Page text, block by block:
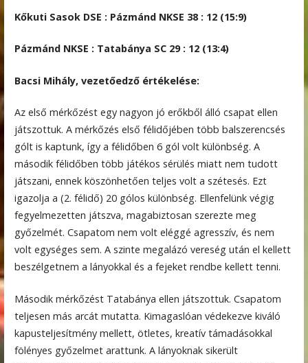
Kőkuti Sasok DSE : Pázmánd NKSE 38 : 12 (15:9)
Pázmánd NKSE : Tatabánya SC 29 : 12 (13:4)
Bacsi Mihály, vezetőedző értékelése:
Az első mérkőzést egy nagyon jó erőkből álló csapat ellen
játszottuk. A mérkőzés első félidőjében több balszerencsés
gólt is kaptunk, így a félidőben 6 gól volt különbség. A
második félidőben több játékos sérülés miatt nem tudott
játszani, ennek köszönhetően teljes volt a szétesés. Ezt
igazolja a (2. félidő) 20 gólos különbség. Ellenfelünk végig
fegyelmezetten játszva, magabiztosan szerezte meg
győzelmét. Csapatom nem volt eléggé agresszív, és nem
volt egységes sem. A szinte megalázó vereség után el kellett
beszélgetnem a lányokkal és a fejeket rendbe kellett tenni.
Második mérkőzést Tatabánya ellen játszottuk. Csapatom
teljesen más arcát mutatta. Kimagaslóan védekezve kiváló
kapusteljesítmény mellett, ötletes, kreatív támadásokkal
fölényes győzelmet arattunk. A lányoknak sikerült